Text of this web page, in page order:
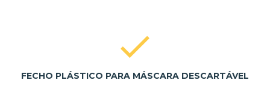
FECHO PLÁSTICO PARA MÁSCARA DESCARTÁVEL